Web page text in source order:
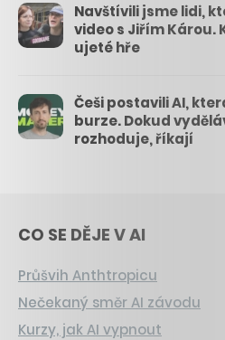
Navštívili jsme lidi,
video s Jiřím Károu.
ujeté hře
Češi postavili AI,
burze. Dokud
rozhoduje, říkají
CO SE DĚJE V AI
Průšvih Anthtropicu
Nečekaný směr AI závodu
Kurzy, jak AI vypnout